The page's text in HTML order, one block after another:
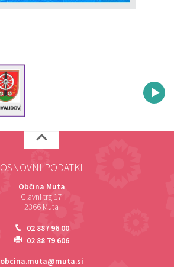
OSNOVNI PODATKI
Občina Muta
Glavni trg 17
2366 Muta
02 887 96 00
02 88 79 606
obcina.muta@muta.si